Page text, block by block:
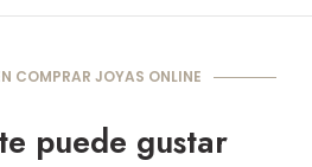
COMPRAR JOYAS ONLINE
puede gustar